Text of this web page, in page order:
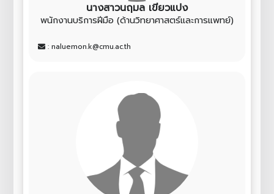
นางสาวนฤมล เขียวแปง
พนักงานบริการฝีมือ (ด้านวิทยาศาสตร์และการแพทย์)
: naluemon.k@cmu.ac.th